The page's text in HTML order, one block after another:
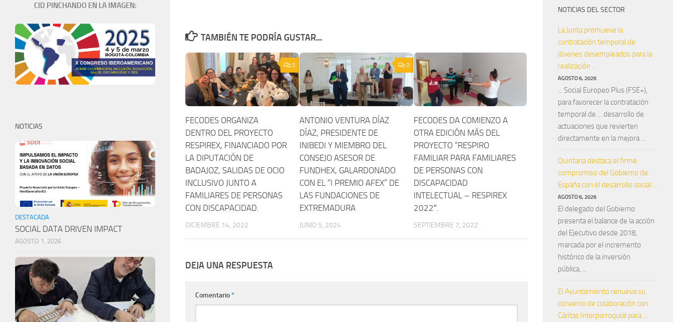
TAMBIÉN TE PODRÍA GUSTAR...
0
FECODES ORGANIZA
DENTRO DEL PROYECTO
RESPIREX, FINANCIADO POR
LA DIPUTACIÓN DE
BADAJOZ, SALIDAS DE OCIO
INCLUSIVO JUNTO A
FAMILIARES DE PERSONAS
CON DISCAPACIDAD.
DICIEMBRE 14, 2022
0
ANTONIO VENTURA DÍAZ
DÍAZ, PRESIDENTE DE
INIBEDI Y MIEMBRO DEL
CONSEJO ASESOR DE
FUNDHEX, GALARDONADO
CON EL “I PREMIO AFEX” DE
LAS FUNDACIONES DE
EXTREMADURA
JUNIO 5, 2024
FECODES DA COMIENZO A
OTRA EDICIÓN MÁS DEL
PROYECTO “RESPIRO
FAMILIAR PARA FAMILIARES
DE PERSONAS CON
DISCAPACIDAD
INTELECTUAL – RESPIREX
2022″.
SEPTIEMBRE 7, 2022
DEJA UNA RESPUESTA
Comentario*
CID PINCHANDO EN LA IMAGEN:
NOTICIAS
DESTACADA
SOCIAL DATA DRIVEN IMPACT
AGOSTO 1, 2026
NOTICIAS DEL SECTOR
La Junta promueve la
contratación temporal de
jóvenes desempleados para la
realización ...
AGOSTO 6, 2026
... Social Europeo Plus (FSE+),
para favorecer la contratación
temporal de ... desarrollo de
actuaciones que revierten
directamente en la mejora ...
Quintana destaca el firme
compromiso del Gobierno de
España con el desarrollo social ...
AGOSTO 6, 2026
El delegado del Gobierno
presenta el balance de la acción
del Ejecutivo desde 2018,
marcada por el incremento
histórico de la inversión
pública, ...
El Ayuntamiento renueva su
convenio de colaboración con
Cáritas Interparroquial para ...